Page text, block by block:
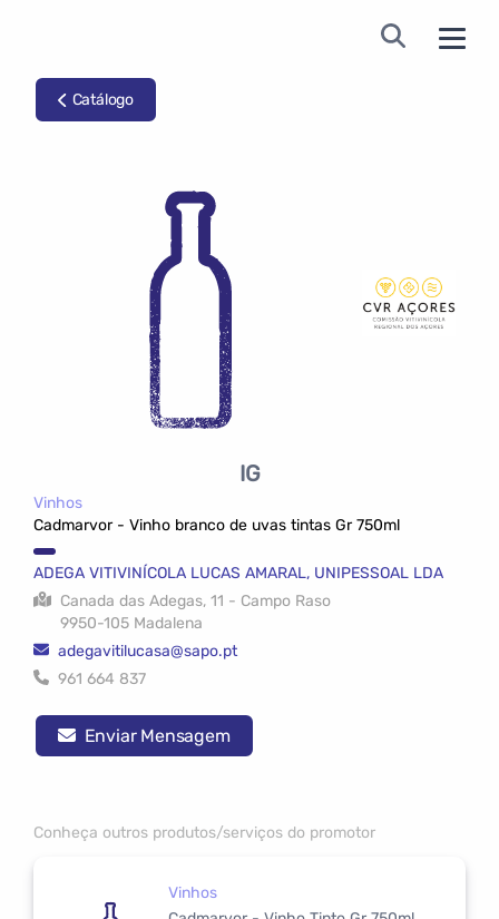
Catálogo
IG
Vinhos
Cadmarvor - Vinho branco de uvas tintas Gr 750ml
ADEGA VITIVINÍCOLA LUCAS AMARAL, UNIPESSOAL LDA
Canada das Adegas, 11 - Campo Raso
9950-105 Madalena
adegavitilucasa@sapo.pt
961 664 837
Enviar Mensagem
Conheça outros produtos/serviços do promotor
Vinhos